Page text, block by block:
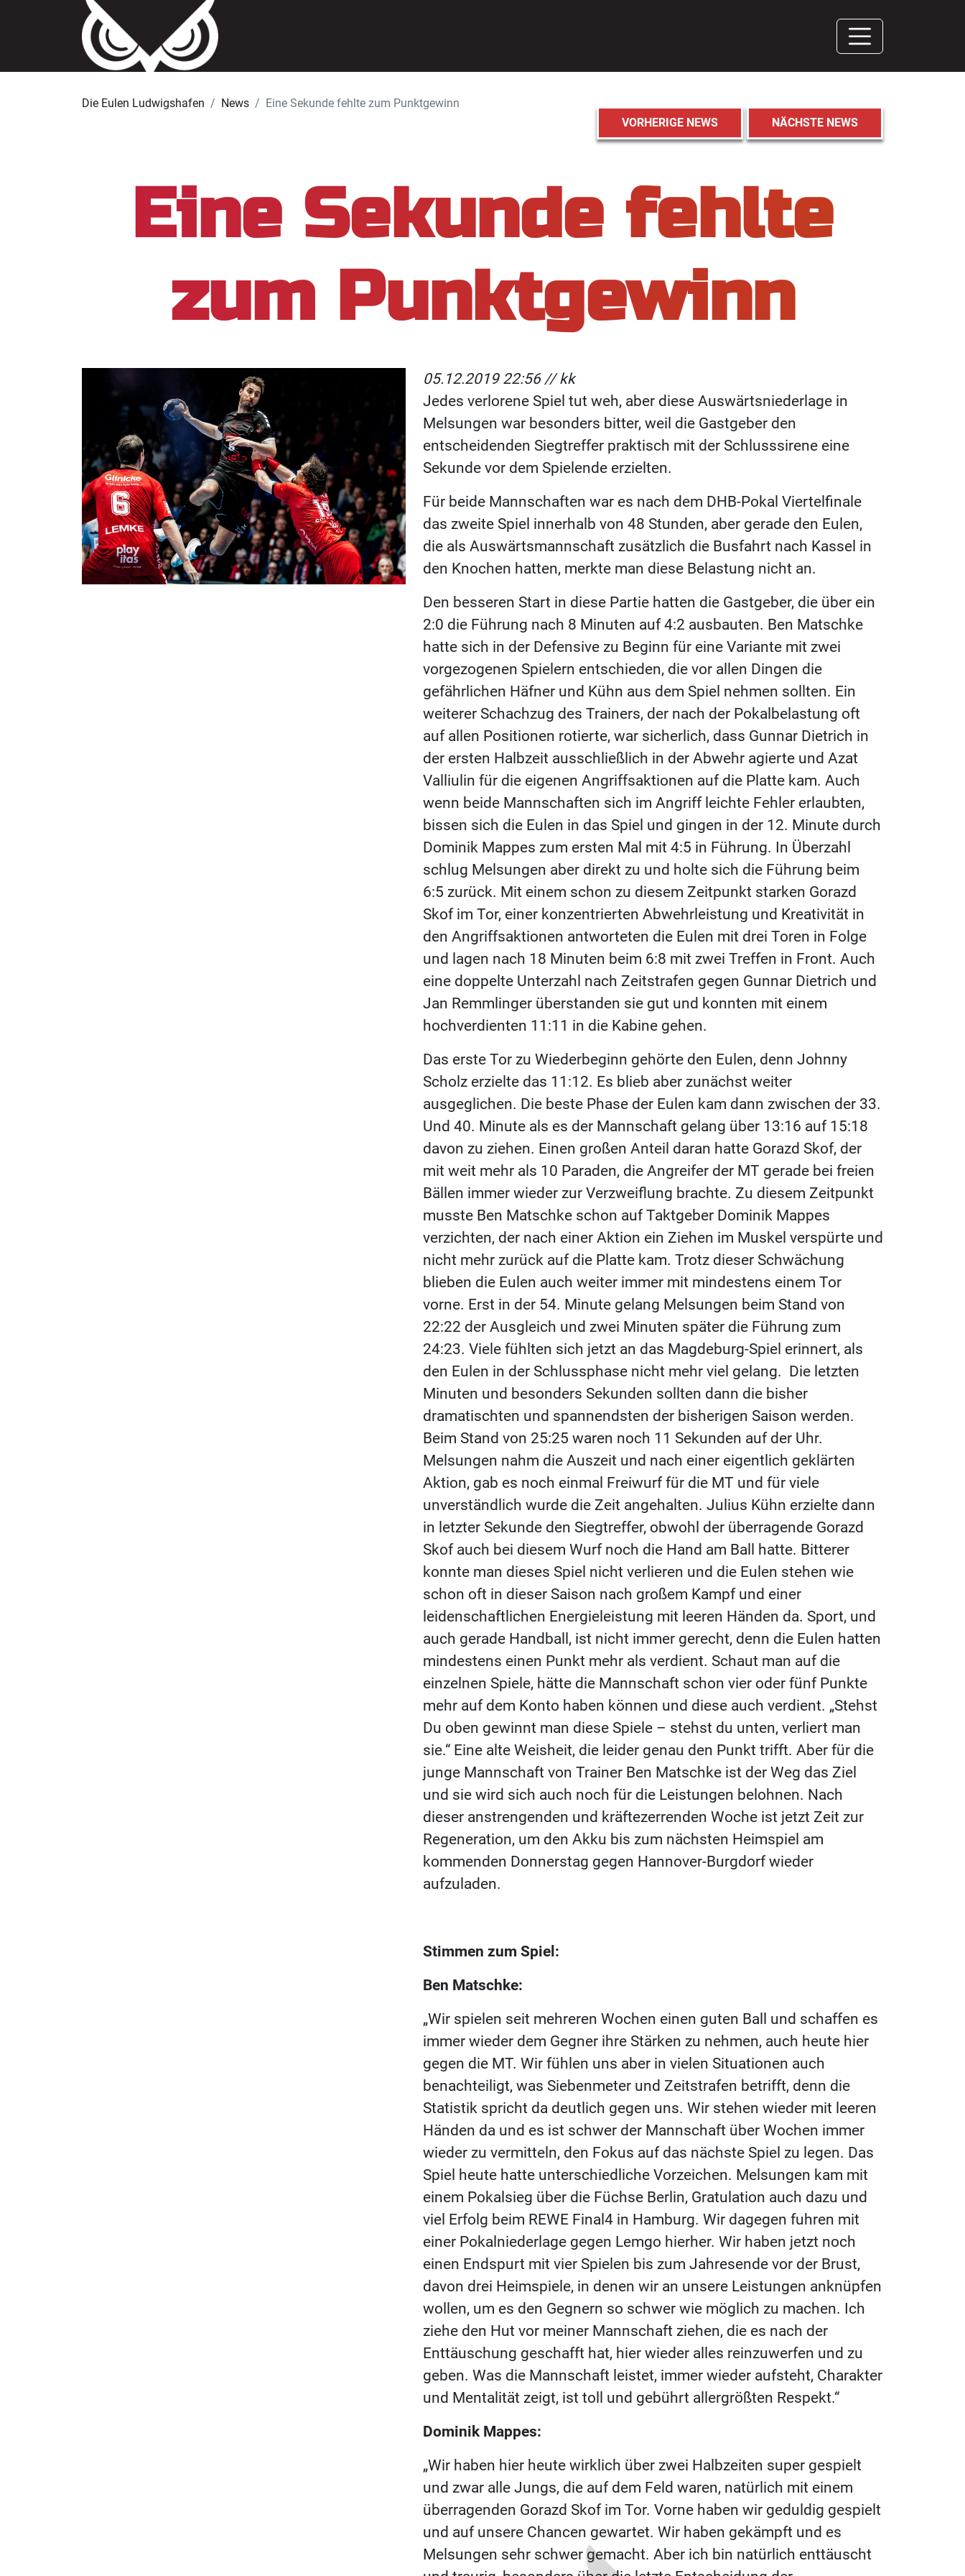
Die Eulen Ludwigshafen News
Eine Sekunde fehlte zum Punktgewinn
VORHERIGE NEWS
NÄCHSTE NEWS
Eine Sekunde fehlte
zum Punktgewinn
05.12.2019 22:56 //kk
Jedes verlorene Spiel tut weh, aber diese Auswärtsniederlage in
Melsungen war besonders bitter, weil die Gastgeber den
entscheidenden Siegtreffer praktisch mit der Schlusssirene eine
Sekunde vor dem Spielende erzielten.
Für beide Mannschaften war es nach dem DHB-Pokal Viertelfinale
das zweite Spiel innerhalb von 48 Stunden, aber gerade den Eulen,
die als Auswärtsmannschaft zusätzlich die Busfahrt nach Kassel in
den Knochen hatten, merkte man diese Belastung nicht an.
Den besseren Start in diese Partie hatten die Gastgeber, die über ein
2:0 die Führung nach 8 Minuten auf 4:2 ausbauten. Ben Matschke
hatte sich in der Defensive zu Beginn für eine Variante mit zwei
vorgezogenen Spielern entschieden, die vor allen Dingen die
gefährlichen Häfner und Kühn aus dem Spiel nehmen sollten. Ein
weiterer Schachzug des Trainers, der nach der Pokalbelastung oft
auf allen Positionen rotierte, war sicherlich, dass Gunnar Dietrich in
der ersten Halbzeit ausschließlich in der Abwehr agierte und Azat
Valliulin für die eigenen Angriffsaktionen auf die Platte kam. Auch
wenn beide Mannschaften sich im Angriff leichte Fehler erlaubten,
bissen sich die Eulen in das Spiel und gingen in der 12. Minute durch
Dominik Mappes zum ersten Mal mit 4:5 in Führung. In Überzahl
schlug Melsungen aber direkt zu und holte sich die Führung beim
6:5 zurück. Mit einem schon zu diesem Zeitpunkt starken Gorazd
Skof im Tor, einer konzentrierten Abwehrleistung und Kreativität in
den Angriffsaktionen antworteten die Eulen mit drei Toren in Folge
und lagen nach 18 Minuten beim 6:8 mit zwei Treffen in Front. Auch
eine doppelte Unterzahl nach Zeitstrafen gegen Gunnar Dietrich und
Jan Remmlinger überstanden sie gut und konnten mit einem
hochverdienten 11:11 in die Kabine gehen.
Das erste Tor zu Wiederbeginn gehörte den Eulen, denn Johnny
Scholz erzielte das 11:12. Es blieb aber zunächst weiter
ausgeglichen. Die beste Phase der Eulen kam dann zwischen der 33.
Und 40. Minute als es der Mannschaft gelang über 13:16 auf 15:18
davon zu ziehen. Einen großen Anteil daran hatte Gorazd Skof, der
mit weit mehr als 10 Paraden, die Angreifer der MT gerade bei freien
Bällen immer wieder zur Verzweiflung brachte. Zu diesem Zeitpunkt
musste Ben Matschke schon auf Taktgeber Dominik Mappes
verzichten, der nach einer Aktion ein Ziehen im Muskel verspürte und
nicht mehr zurück auf die Platte kam. Trotz dieser Schwächung
blieben die Eulen auch weiter immer mit mindestens einem Tor
vorne. Erst in der 54. Minute gelang Melsungen beim Stand von
22:22 der Ausgleich und zwei Minuten später die Führung zum
24:23. Viele fühlten sich jetzt an das Magdeburg-Spiel erinnert, als
den Eulen in der Schlussphase nicht mehr viel gelang. Die letzten
Minuten und besonders Sekunden sollten dann die bisher
dramatischten und spannendsten der bisherigen Saison werden.
Beim Stand von 25:25 waren noch 11 Sekunden auf der Uhr.
Melsungen nahm die Auszeit und nach einer eigentlich geklärten
Aktion, gab es noch einmal Freiwurf für die MT und für viele
unverständlich wurde die Zeit angehalten. Julius Kühn erzielte dann
in letzter Sekunde den Siegtreffer, obwohl der überragende Gorazd
Skof auch bei diesem Wurf noch die Hand am Ball hatte. Bitterer
konnte man dieses Spiel nicht verlieren und die Eulen stehen wie
schon oft in dieser Saison nach großem Kampf und einer
leidenschaftlichen Energieleistung mit leeren Händen da. Sport, und
auch gerade Handball, ist nicht immer gerecht, denn die Eulen hatten
mindestens einen Punkt mehr als verdient. Schaut man auf die
einzelnen Spiele, hätte die Mannschaft schon vier oder fünf Punkte
mehr auf dem Konto haben können und diese auch verdient. „Stehst
Du oben gewinnt man diese Spiele – stehst du unten, verliert man
sie.“ Eine alte Weisheit, die leider genau den Punkt trifft. Aber für die
junge Mannschaft von Trainer Ben Matschke ist der Weg das Ziel
und sie wird sich auch noch für die Leistungen belohnen. Nach
dieser anstrengenden und kräftezerrenden Woche ist jetzt Zeit zur
Regeneration, um den Akku bis zum nächsten Heimspiel am
kommenden Donnerstag gegen Hannover-Burgdorf wieder
aufzuladen.
Stimmen zum Spiel:
Ben Matschke:
„Wir spielen seit mehreren Wochen einen guten Ball und schaffen es
immer wieder dem Gegner ihre Stärken zu nehmen, auch heute hier
gegen die MT. Wir fühlen uns aber in vielen Situationen auch
benachteiligt, was Siebenmeter und Zeitstrafen betrifft, denn die
Statistik spricht da deutlich gegen uns. Wir stehen wieder mit leeren
Händen da und es ist schwer der Mannschaft über Wochen immer
wieder zu vermitteln, den Fokus auf das nächste Spiel zu legen. Das
Spiel heute hatte unterschiedliche Vorzeichen. Melsungen kam mit
einem Pokalsieg über die Füchse Berlin, Gratulation auch dazu und
viel Erfolg beim REWE Final4 in Hamburg. Wir dagegen fuhren mit
einer Pokalniederlage gegen Lemgo hierher. Wir haben jetzt noch
einen Endspurt mit vier Spielen bis zum Jahresende vor der Brust,
davon drei Heimspiele, in denen wir an unsere Leistungen anknüpfen
wollen, um es den Gegnern so schwer wie möglich zu machen. Ich
ziehe den Hut vor meiner Mannschaft ziehen, die es nach der
Enttäuschung geschafft hat, hier wieder alles reinzuwerfen und zu
geben. Was die Mannschaft leistet, immer wieder aufsteht, Charakter
und Mentalität zeigt, ist toll und gebührt allergrößten Respekt.“
Dominik Mappes:
„Wir haben hier heute wirklich über zwei Halbzeiten super gespielt
und zwar alle Jungs, die auf dem Feld waren, natürlich mit einem
überragenden Gorazd Skof im Tor. Vorne haben wir geduldig gespielt
und auf unsere Chancen gewartet. Wir haben gekämpft und es
Melsungen sehr schwer gemacht. Aber ich bin natürlich enttäuscht